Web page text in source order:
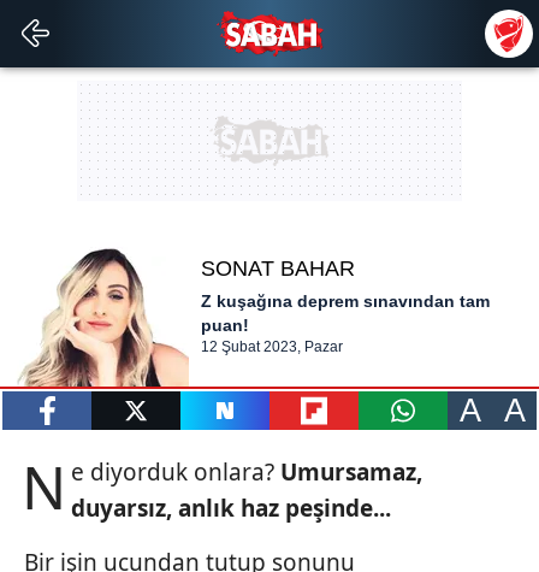
SONAT BAHAR
Z kuşağına deprem sınavından tam
puan!
12 Şubat 2023, Pazar
A A
N e diyorduk onlara? Umursamaz,
duyarsız,anlık haz peşinde...
Bir işin ucundan tutup sonunu